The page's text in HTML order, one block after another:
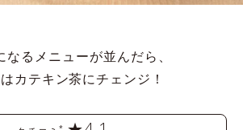
なるメニューが並んだら、
カテキン茶にチェンジ！